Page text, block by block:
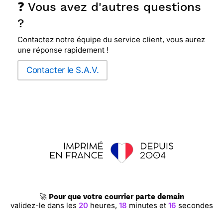
❓ Vous avez d'autres questions
?
Contactez notre équipe du service client, vous aurez
une réponse rapidement !
Contacter le S.A.V.
🚀 Pour que votre courrier parte demain
validez-le dans les 20 heures, 18 minutes et 15 secondes